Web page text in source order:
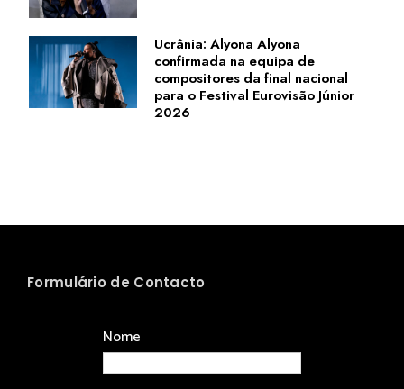
Ucrânia: Alyona Alyona
confirmada na equipa de
compositores da final nacional
para o Festival Eurovisão Júnior
2026
Formulário de Contacto
Nome